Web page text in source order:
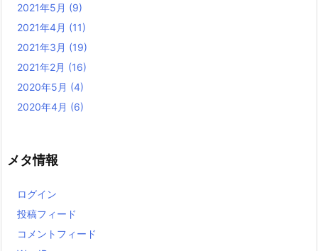
2021年5月 (9)
2021年4月 (11)
2021年3月 (19)
2021年2月 (16)
2020年5月 (4)
2020年4月 (6)
メタ情報
ログイン
投稿フィード
コメントフィード